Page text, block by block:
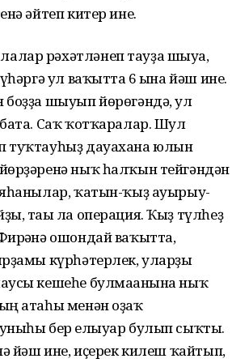
әйтеп китер ине.
рәхәтләнеп тауҙа шыуа,
ул ваҡытта 6 ғына йәш ине.
шыуып йөрөгәндә, ул
Саҡ ҡотҡаралар. Шул
туҡтауһыҙ дауахана юлын
ныҡ һалҡын тейгәндән
ҡатын-ҡыҙ ауырыу­
тағы ла операция. Ҡыҙ түлһеҙ
ошондай ваҡытта,
күрһәтерлек, уларҙы
кешеһе булмағанына ныҡ
атаһы менән оҙаҡ
бер елғыуар булып сыҡты.
йәш ине, иҫерек килеш ҡайтып,